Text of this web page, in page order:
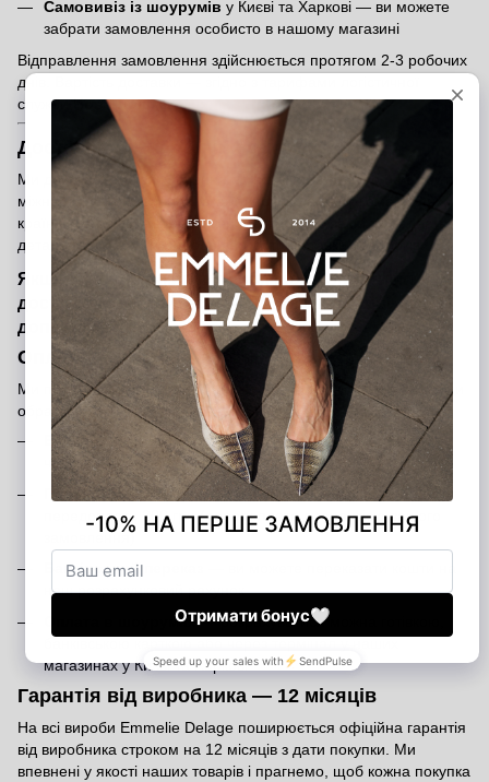
Самовивіз із шоурумів у Києві та Харкові — ви можете
забрати замовлення особисто в нашому магазині
Відправлення замовлення здійснюється протягом 2-3 робочих
днів. Вартість доставки — згідно з тарифами логістичної
службиНова Пошта.
Доставка міжнародних замовлень
Ми доставляємо замовлення по всьому світу. Щоб оформити
міжнародне замовлення, вкажіть, будь ласка, у коментарях
країну отримувача. Менеджер зв’яжеться з вами та надасть
детальну інформацію щодо вартості доставки та строків.
Якщо у вас виникли питання щодо оплати чи
доставки, звертайтеся — ми завжди готові
допомогти!
Оплата замовлення
Ми пропонуємо кілька зручних способів оплати, щоб ви могли
обрати той, який підходить саме вам:
Банківською карткою на сайті
— швидко та безпечно
через платіжну систему
Післяоплата — оплата при отриманні після внесення
передоплати 200 грн (передоплата є гарантією вашого
замовлення)
Банківський переказ
наш розрахунковий рахунок
Оплата в шоурумах— розрахуватися можна готівкою,
банківською карткою або через термінал у наших
магазинах у Києві та Харкові
Гарантія від виробника — 12 місяців
На всі вироби Emmelie Delage поширюється офіційна гарантія
від виробника строком на 12 місяців з дати покупки. Ми
впевнені у якості наших товарів і прагнемо, щоб кожна покупка